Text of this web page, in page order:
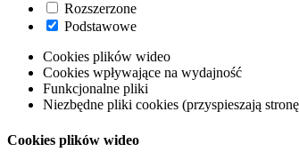
Rozszerzone
Podstawowe
Cookies plików wideo
Cookies wpływające na wydajność
Funkcjonalne pliki
Niezbędne pliki cookies (przyspieszają
Cookies plików wideo